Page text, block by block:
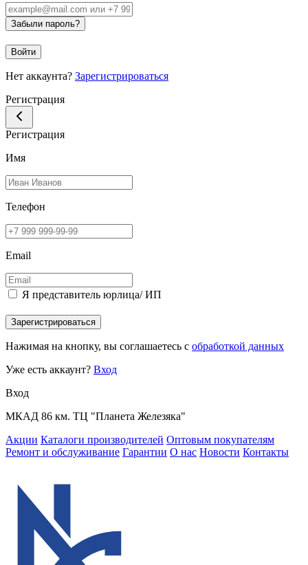
Забыли пароль?
Войти
Нет аккаунта? Зарегистрироваться
Регистрация
Регистрация
Имя
Телефон
Email
Я представитель юрлица/ ИП
Зарегистрироваться
Нажимая на кнопку, вы соглашаетесь с обработкой данных
Уже есть аккаунт? Вход
Вход
МКАД 86 км. ТЦ "Планета Железяка"
Акции Каталоги производителей Оптовым покупателям
Ремонт и обслуживание Гарантии О нас Новости Контакты